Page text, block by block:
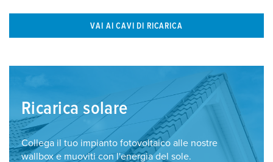
VAI AI CAVI DI RICARICA
Ricarica solare
Collega il tuo impianto fotovoltaico alle nostre
wallbox e muoviti con l'energia del sole.